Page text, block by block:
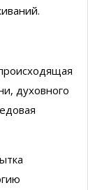
духовного